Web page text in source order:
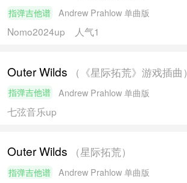
指弹吉他谱 Andrew Prahlow 单曲版
Nomo2024up 人气1
Outer Wilds （《星际拓荒》游戏插曲）
指弹吉他谱 Andrew Prahlow 单曲版
七弦音乐up
Outer Wilds （星际拓荒）
指弹吉他谱 Andrew Prahlow 单曲版